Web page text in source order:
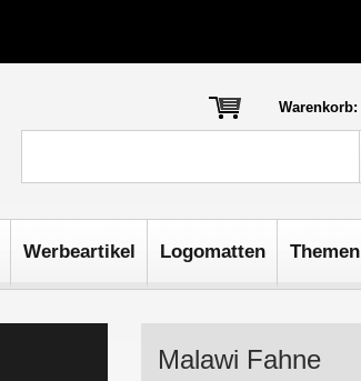
Warenkorb:
Werbeartikel Logomatten Themen
Malawi Fahne